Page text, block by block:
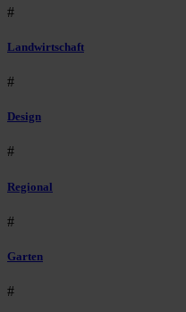
#
Landwirtschaft
#
Design
#
Regional
#
Garten
#